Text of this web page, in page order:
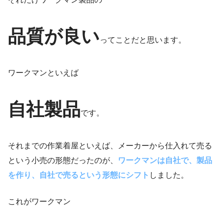
品質が良いってことだと思います。
ワークマンといえば
自社製品です。
それまでの作業着屋といえば、メーカーから仕入れて売る
という小売の形態だったのが、
ワークマンは自社で、製品
を作り、自社で売るという形態にシフト しました。
これがワークマン